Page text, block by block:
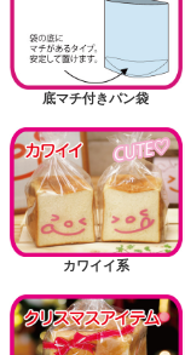
底マチ付きパン袋
カワイイ系